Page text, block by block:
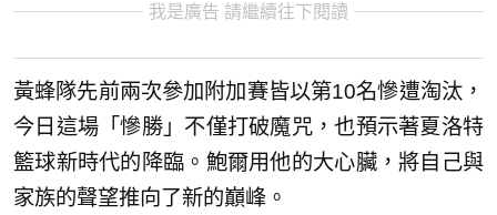
我是廣告 請繼續往下閱讀
黃蜂隊先前兩次參加附加賽皆以第10名慘遭淘汰，
今日這場「慘勝」不僅打破魔咒，也預示著夏洛特
籃球新時代的降臨。鮑爾用他的大心臟，將自己與
家族的聲望推向了新的巔峰。